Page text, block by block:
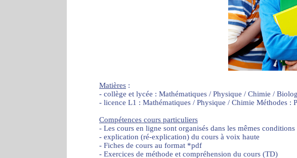
Matières :
- collège et lycée : Mathématiques / Physique / Chimie /
- licence L1 : Mathématiques / Physique / Chimie Méthodes :
Compétences cours particuliers
- Les cours en ligne sont organisés dans les mêmes
- explication (ré-explication) du cours à voix haute
- Fiches de cours au format *pdf
- Exercices de méthode et compréhension du cours (TD)